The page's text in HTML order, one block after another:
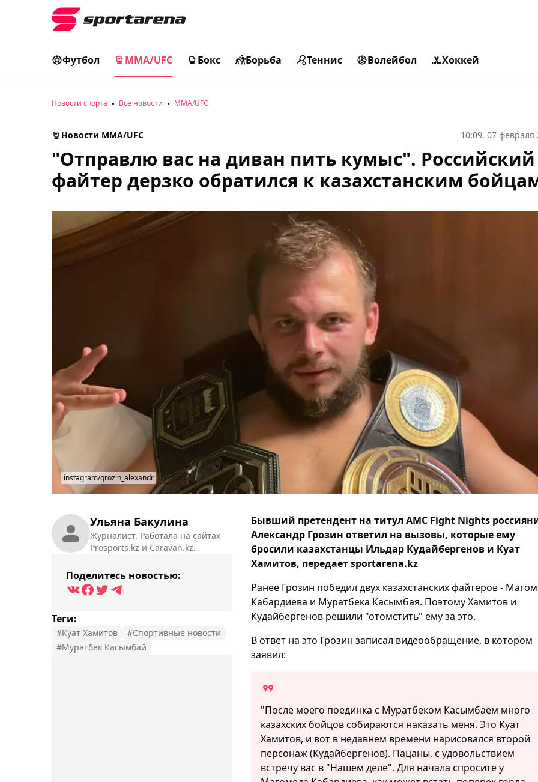
Футбол MMA/UFC Бокс Борьба Теннис Волейбол Хоккей
Новости спорта Все новости MMA/UFC
Новости MMA/UFC 10:09, 07 февраля
"Отправлю вас на диван пить кумыс". Российский
файтер дерзко обратился к казахстанским
instagram/grozin_alexandr
Ульяна Бакулина
Журналист. Работала на сайтах
Prosports.kz и Caravan.kz.
Поделитесь новостью:
Теги:
#Куат Хамитов
#Спортивные новости
#Муратбек Касымбай
Бывший претендент на титул AMC Fight Nights
Александр Грозин ответил на вызовы, которые ему
бросили казахстанцы Ильдар Кудайбергенов и Куат
Хамитов, передает sportarena.kz
Ранее Грозин победил двух казахстанских файтеров -
Кабардиева и Муратбека Касымбая. Поэтому Хамитов и
Кудайбергенов решили "отомстить" ему за это.
В ответ на это Грозин записал видеообращение, в котором
заявил:
"После моего поединка с Муратбеком Касымбаем много
казахских бойцов собираются наказать меня. Это Куат
Хамитов, и вот в недавнем времени нарисовался второй
персонаж (Кудайбергенов). Пацаны, с удовольствием
встречу вас в "Нашем деле". Для начала спросите у